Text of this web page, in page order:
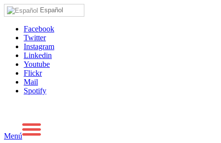
Español
Facebook
Twitter
Instagram
Linkedin
Youtube
Flickr
Mail
Spotify
Menú